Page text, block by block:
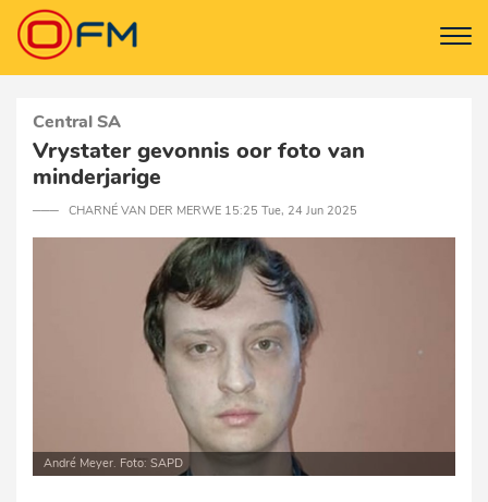
Central SA
Vrystater gevonnis oor foto van
minderjarige
─── CHARNÉ VAN DER MERWE 15:25 Tue, 24 Jun 2025
André Meyer. Foto: SAPD